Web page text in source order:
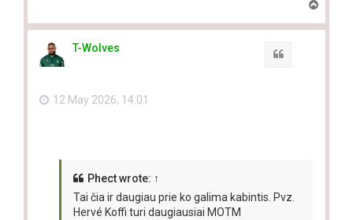
p
T-Wolves
12 May 2026, 14:01
Phectwrote: ↑
Tai čia ir daugiau prie ko galima kabintis. Pvz.
Hervé Koffi turi daugiausiai MOTM